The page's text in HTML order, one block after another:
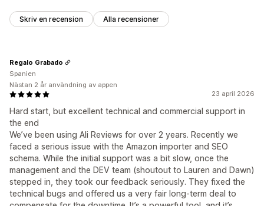
Skriv en recension Alla recensioner
23 april 2026
Hard start, but excellent technical and commercial support in
the end
We’ve been using Ali Reviews for over 2 years. Recently we
faced a serious issue with the Amazon importer and SEO
schema. While the initial support was a bit slow, once the
management and the DEV team (shoutout to Lauren and Dawn)
stepped in, they took our feedback seriously. They fixed the
technical bugs and offered us a very fair long-term deal to
Regalo Grabado
Spanien
Nästan 2 år användning av appen